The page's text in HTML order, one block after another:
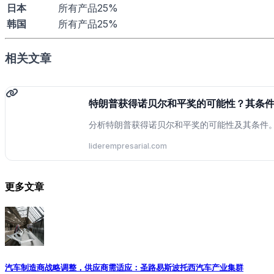
日本
所有产品25%
韩国
所有产品25%
相关文章
特朗普获得诺贝尔和平奖的可能性？其条
分析特朗普获得诺贝尔和平奖的可能性及其条件。
liderempresarial.com
更多文章
汽车制造商战略调整，供应商需适应：圣路易斯波托西汽车产业集群